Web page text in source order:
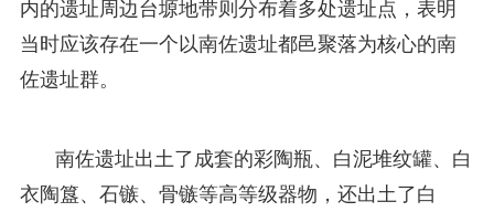
内的遗址周边台塬地带则分布着多处遗址点，表明
当时应该存在一个以南佐遗址都邑聚落为核心的南
佐遗址群。
南佐遗址出土了成套的彩陶瓶、白泥堆纹罐、白
衣陶簋、石镞、骨镞等高等级器物，还出土了白